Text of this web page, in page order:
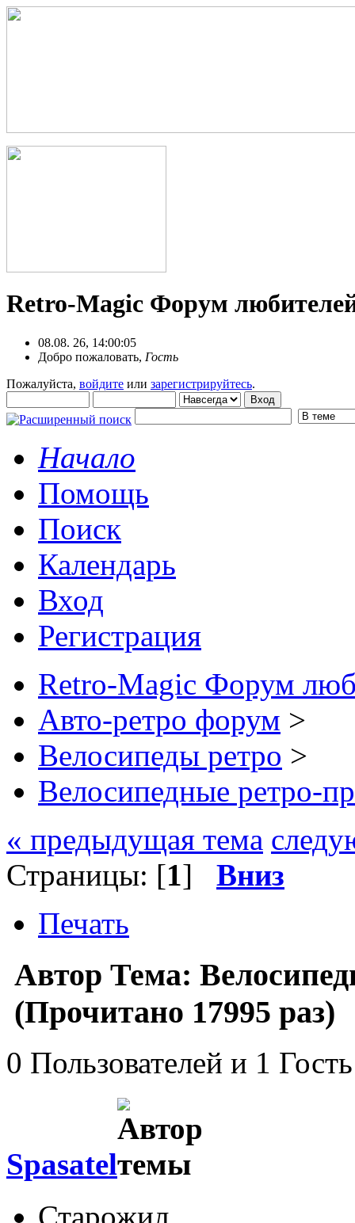
Retro-Magic Форум
08.08. 26, 14:00:05
Добро пожаловать, Гость
Пожалуйста, войдите или зарегистрируйтесь.
Начало
Помощь
Поиск
Календарь
Вход
Регистрация
Retro-Magic Форум
Авто-ретро форум >
Велосипеды ретро >
Велосипедные ретро-
« предыдущая тема
Страницы: [1] Вниз
Печать
Автор Тема:
(Прочитано 17995 раз)
0 Пользователей и 1
Spasatel
Старожил